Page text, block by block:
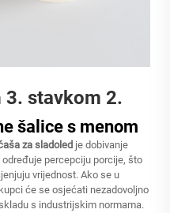
3. stavkom 2.
šalice s menom
za sladoled je dobivanje
percepciju porcije, što
vrijednost. Ako se u
će se osjećati nezadovoljno
s industrijskim normama.